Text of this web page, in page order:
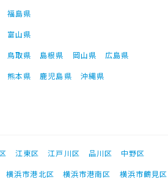
福島県
富山県
鳥取県 島根県 岡山県
広島県
熊本県 鹿児島県 沖縄県
江東区 江戸川区 品川区
中野区
横浜市港北区 横浜市港南区 横浜市鶴見区